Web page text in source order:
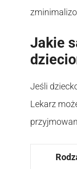
Jakie
Jeśli
Lekarz